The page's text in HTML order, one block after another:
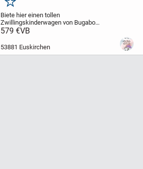
Merken
Biete hier einen tollen
Zwillingskinderwagen von Bugabo
Donkey 2 mit sehr viel Zubehör. Dazu
lässt sich sehr leicht fahren, einfach
579 €VB
53881 Euskirchen